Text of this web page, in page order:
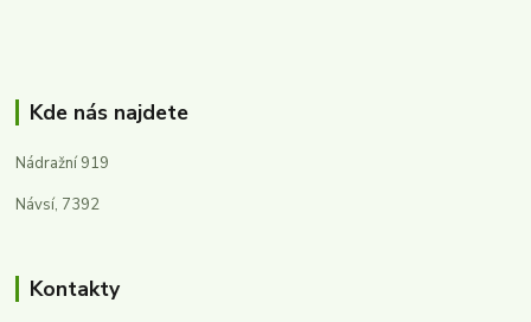
Kde nás najdete
Nádražní 919
Návsí, 7392
Kontakty